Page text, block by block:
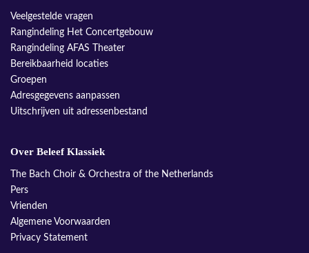
Veelgestelde vragen
Rangindeling Het Concertgebouw
Rangindeling AFAS Theater
Bereikbaarheid locaties
Groepen
Adresgegevens aanpassen
Uitschrijven uit adressenbestand
Over Beleef Klassiek
The Bach Choir & Orchestra of the Netherlands
Pers
Vrienden
Algemene Voorwaarden
Privacy Statement